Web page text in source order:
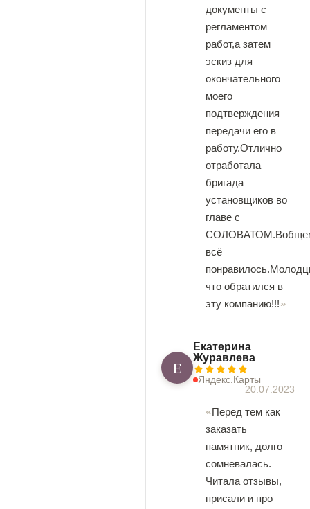
документы с
регламентом
работ,а затем
эскиз для
окончательного
моего
подтверждения
передачи его в
работу.Отлично
отработала
бригада
установщиков во
главе с
всё
что обратился в
эту компанию!!!
Е
Екатерина
Журавлева
Яндекс.Карты
20.07.2023
Перед тем как
заказать
памятник, долго
сомневалась.
Читала отзывы,
присали и про